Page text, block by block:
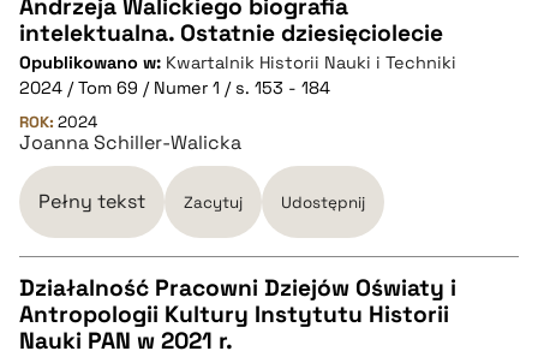
CZYSTY TEKST
pobierz cytat
BIBTEX
pobierz cytat
Andrzeja Walickiego biografia
intelektualna. Ostatnie dziesięciolecie
Opublikowano w: Kwartalnik Historii Nauki i Techniki
2024 / Tom 69 / Numer 1 / s. 153 - 184
ROK: 2024
Joanna Schiller-Walicka
Pełny tekst Zacytuj Udostępnij
CZYSTY TEKST
Działalność Pracowni Dziejów Oświaty i
Antropologii Kultury Instytutu Historii
Nauki PAN w 2021 r.